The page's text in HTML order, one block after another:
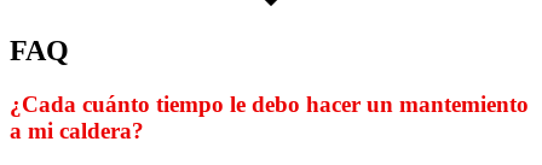
FAQ
¿Cada cuánto tiempo le debo hacer un mantemiento
a mi caldera?